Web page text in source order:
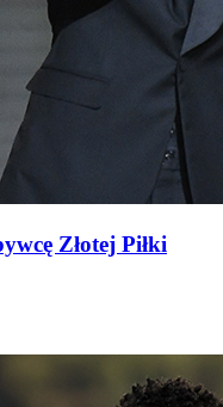
Złotej Piłki